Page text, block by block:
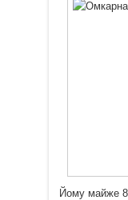
Йому майже